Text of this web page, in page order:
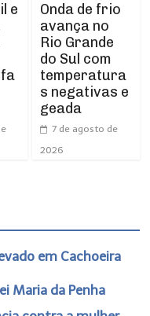
e
Onda de frio
avança no
Rio Grande
do Sul com
temperatura
s negativas e
geada
7 de agosto de
2026
em Cachoeira
Maria da Penha